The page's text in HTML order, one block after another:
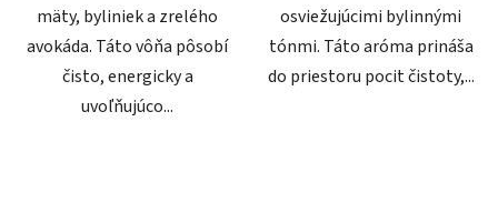
mäty, byliniek a zrelého
avokáda. Táto vôňa pôsobí
čisto, energicky a
uvoľňujúco...
osviežujúcimi bylinnými
tónmi. Táto aróma prináša
do priestoru pocit čistoty,...